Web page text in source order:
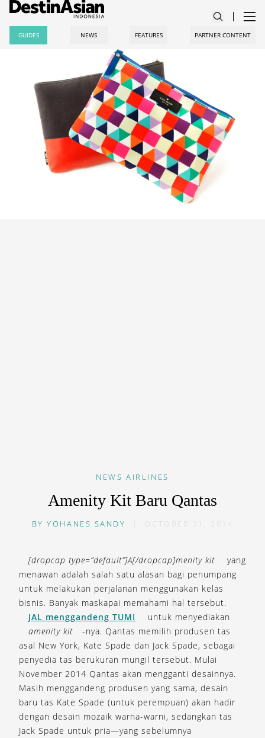
GUIDES NEWS FEATURES PARTNER CONTENT
NEWS AIRLINES
Amenity Kit Baru Qantas
BYYOHANES SANDY OCTOBER 31, 2014
[dropcap type=”default”]A[/dropcap]menity kit
yang
menawan adalah salah satu alasan bagi penumpang
untuk melakukan perjalanan menggunakan kelas
bisnis. Banyak maskapai memahami hal tersebut.
JAL menggandeng TUMI
untuk menyediakan
amenity kit
-nya. Qantas memilih produsen tas
asal New York, Kate Spade dan Jack Spade, sebagai
penyedia tas berukuran mungil tersebut. Mulai
November 2014 Qantas akan mengganti desainnya.
Masih menggandeng produsen yang sama, desain
baru tas Kate Spade (untuk perempuan) akan hadir
dengan desain mozaik warna-warni, sedangkan tas
Jack Spade untuk pria—yang sebelumnya